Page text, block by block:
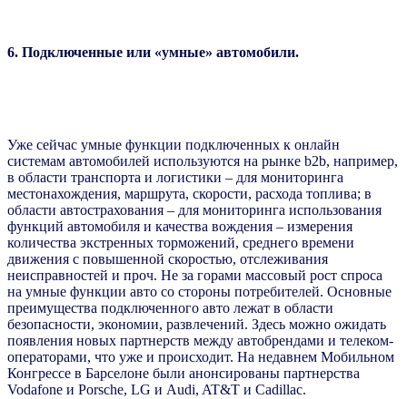
6. Подключенные или «умные» автомобили.
Уже сейчас умные функции подключенных к онлайн
системам автомобилей используются на рынке b2b, например,
в области транспорта и логистики – для мониторинга
местонахождения, маршрута, скорости, расхода топлива; в
области автострахования – для мониторинга использования
функций автомобиля и качества вождения – измерения
количества экстренных торможений, среднего времени
движения с повышенной скоростью, отслеживания
неисправностей и проч. Не за горами массовый рост спроса
на умные функции авто со стороны потребителей. Основные
преимущества подключенного авто лежат в области
безопасности, экономии, развлечений. Здесь можно ожидать
появления новых партнерств между автобрендами и телеком-
операторами, что уже и происходит. На недавнем Мобильном
Конгрессе в Барселоне были анонсированы партнерства
Vodafone и Porsсhe, LG и Audi, AT&T и Cadillac.